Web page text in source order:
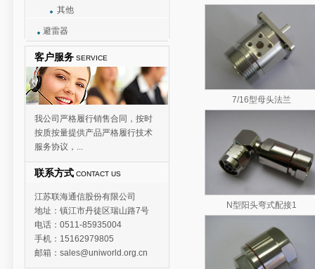
其他
避雷器
客户服务 SERVICE
我公司严格履行销售合同，按时
按质按量提供产品严格履行技术
服务协议，...
联系方式 CONTACT US
江苏联海通信股份有限公司
地址：镇江市丹徒区瑞山路7号
电话：0511-85935004
手机：15162979805
邮箱：sales@uniworld.org.cn
7/16型母头法兰
N型阳头弯式配接1